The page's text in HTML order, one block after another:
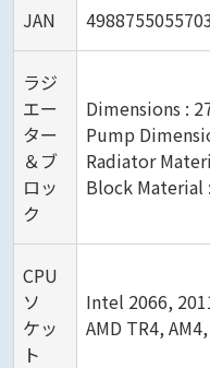
JAN
ラジ
エー
ター
＆ブ
ロッ
ク
Dimensions :
Pump
Radiator
Block Material
CPU
ソ
ケッ
ト
Intel 2066,
AMD TR4,